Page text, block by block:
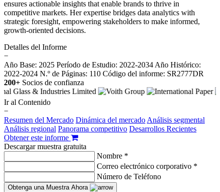
ensures actionable insights that enable brands to thrive in
competitive markets. Her expertise bridges data analytics with
strategic foresight, empowering stakeholders to make informed,
growth-oriented decisions.
Detalles del Informe
−
Año Base: 2025 Período de Estudio: 2022-2034Año Histórico:
2022-2024 N.º de Páginas: 110 Código del informe: SR2777DR
200+ Socios de confianza
Ir al Contenido
−
Resumen del Mercado Dinámica del mercadoAnálisis segmental
Análisis regional Panorama competitivo Desarrollos Recientes
Obtener este informe
Descargar muestra gratuita
Nombre *
Correo electrónico corporativo *
Número de Teléfono
Obtenga una Muestra Ahora